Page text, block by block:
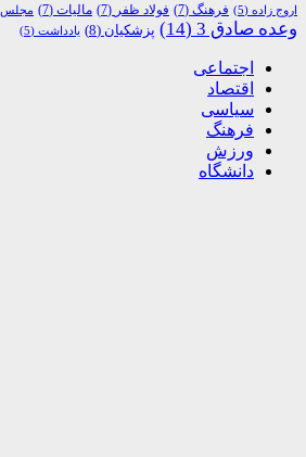
اروج زاده (5) فرهنگ (7) فولاد ظفر (7) مالیات (7) مجلس
وعده صادق 3 (14) پزشکیان (8) یادداشت (5)
اجتماعی
اقتصاد
سیاسی
فرهنگ
ورزش
دانشگاه